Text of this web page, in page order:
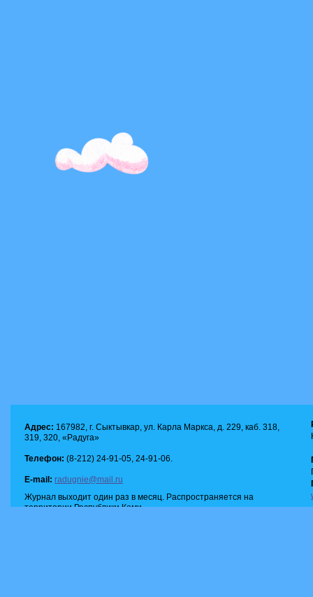
Адрес: 167982, г. Сыктывкар, ул. Карла Маркса, д. 229, каб. 318,
319, 320, «Радуга»
Телефон: (8-212) 24-91-05, 24-91-06.
E-mail: radugnie@mail.ru
Журнал выходит один раз в месяц. Распространяется на
территории Республики Коми.